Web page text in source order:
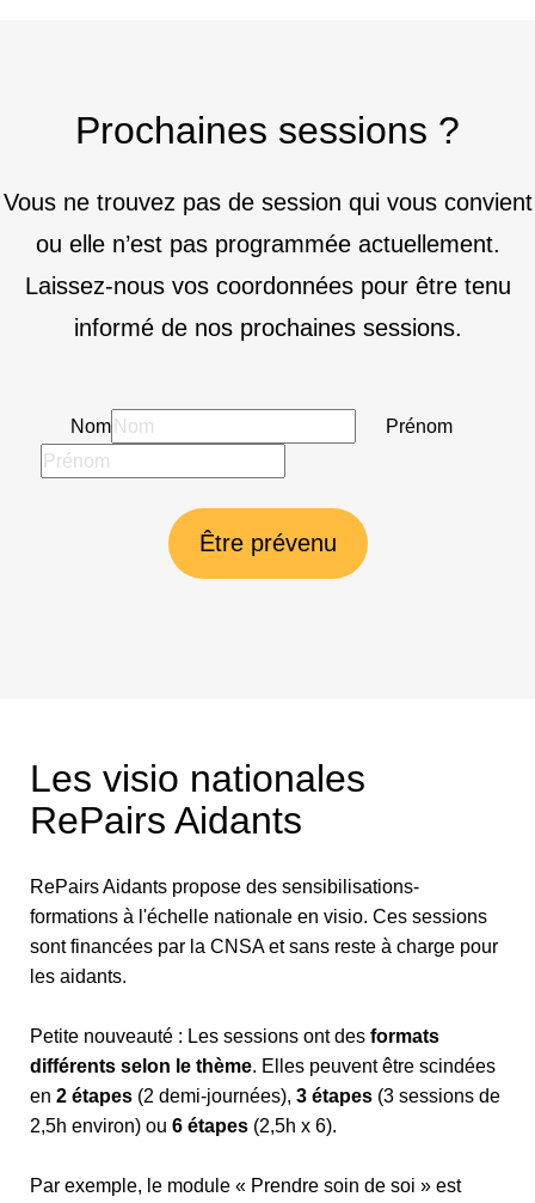
Prochaines sessions ?
Vous ne trouvez pas de session qui vous convient
ou elle n’est pas programmée actuellement.
Laissez-nous vos coordonnées pour être tenu
informé de nos prochaines sessions.
Nom Prénom
Être prévenu
Les visio nationales
RePairs Aidants
RePairs Aidants propose des sensibilisations-
formations à l'échelle nationale en visio. Ces sessions
sont financées par la CNSA et sans reste à charge pour
les aidants.
Petite nouveauté : Les sessions ont des formats
différents selon le thème. Elles peuvent être scindées
en 2 étapes (2 demi-journées), 3 étapes (3 sessions de
2,5h environ) ou 6 étapes (2,5h x 6).
Par exemple, le module « Prendre soin de soi » est